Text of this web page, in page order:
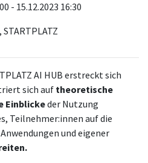
- 15.12.2023 16:30
AI HUB erstreckt sich
sich auf theoretische
Einblickeder Nutzung
Teilnehmer:innen auf die
und eigener